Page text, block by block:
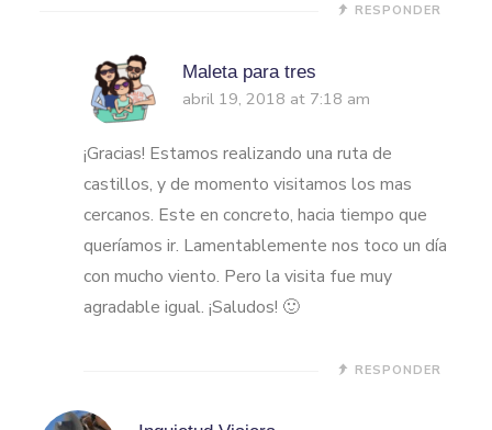
RESPONDER
Maleta para tres
abril 19, 2018 at 7:18 am
¡Gracias! Estamos realizando una ruta de
castillos, y de momento visitamos los mas
cercanos. Este en concreto, hacia tiempo que
queríamos ir. Lamentablemente nos toco un día
con mucho viento. Pero la visita fue muy
agradable igual. ¡Saludos! 🙂
RESPONDER